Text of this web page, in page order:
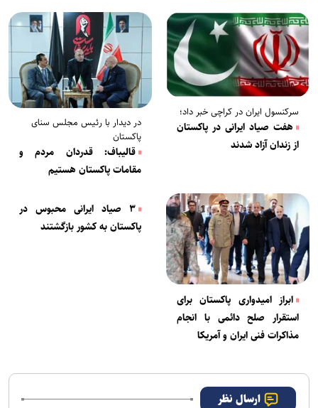
سرکنسول ایران در کراچی خبر داد؛
هفت صیاد ایرانی در پاکستان
از زندان آزاد شدند
در دیدار با رئیس مجلس سنای
پاکستان
قالیباف: قدردان مردم و
مقامات پاکستان هستیم
ابراز امیدواری پاکستان برای
استقرار صلح دائمی با انجام
مذاکرات فنی ایران و آمریکا
۳ صیاد ایرانی محبوس در
پاکستان به کشور بازگشتند
ارسال نظر